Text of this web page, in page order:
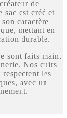
de
sac est créé et
caractère
mettant en
durable.
sont faits main,
Nos cuirs
les
avec un